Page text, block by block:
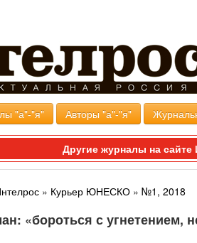
"а"-"я" Авторы "а"-"я"
Другие журналы на
» Курьер ЮНЕСКО » №1, 2018
«бороться с угнетением,